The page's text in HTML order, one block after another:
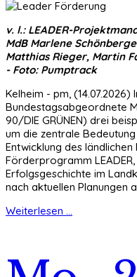
v. l.: LEADER-
MdB Marlene
Matthias Rieger, Martin
- Foto: Pumptrack
Kelheim - pm,
Bundestagsabgeordnete
90/DIE GRÜNEN) drei
um die zentrale
Entwicklung des
Förderprogramm
Erfolgsgeschichte im
nach aktuellen Planungen
Weiterlesen ...